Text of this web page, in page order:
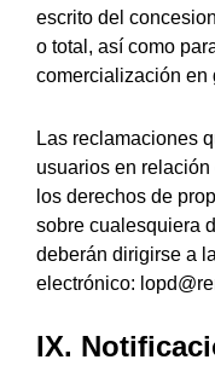
escrito del
o total, así como
comercialización en
Las reclamaciones
usuarios en
los derechos de
sobre cualesquiera
deberán dirigirse a
electrónico:
IX.